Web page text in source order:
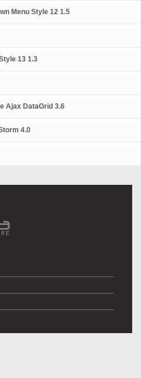
Menu Style 12 1.5
13 1.3
Ajax DataGrid 3.6
4.0